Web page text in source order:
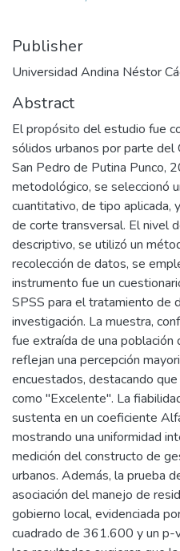
Publisher
Universidad Andina Néstor
Abstract
El propósito del estudio fue
sólidos urbanos por parte
San Pedro de Putina Punco,
metodológico, se seleccionó
cuantitativo, de tipo aplicada,
de corte transversal. El nivel
descriptivo, se utilizó un
recolección de datos, se
instrumento fue un
SPSS para el tratamiento de
investigación. La muestra,
fue extraída de una
reflejan una percepción
encuestados, destacando
como "Excelente". La
sustenta en un coeficiente
mostrando una uniformidad
medición del constructo de
urbanos. Además, la prueba
asociación del manejo de
gobierno local, evidenciada
cuadrado de 361.600 y un p-